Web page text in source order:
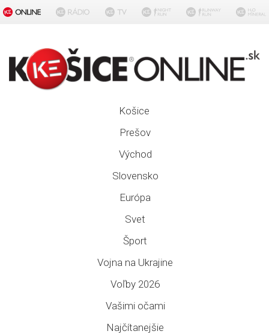
Košice
Prešov
Východ
Slovensko
Európa
Svet
Šport
Vojna na Ukrajine
Voľby 2026
Vašimi očami
Najčítanejšie